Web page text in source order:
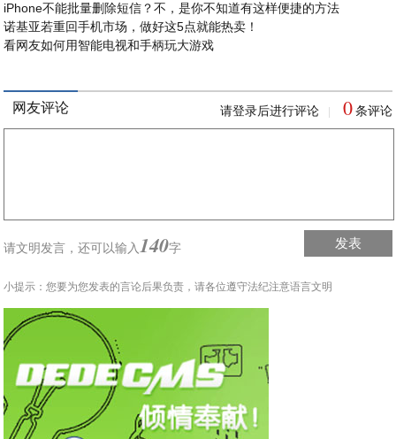
iPhone不能批量删除短信？不，是你不知道有这样便捷的方法
诺基亚若重回手机市场，做好这5点就能热卖！
看网友如何用智能电视和手柄玩大游戏
网友评论 请登录后进行评论 0 条评论
请文明发言，还可以输入 140字 发表
小提示：您要为您发表的言论后果负责，请各位遵守法纪注意语言文明